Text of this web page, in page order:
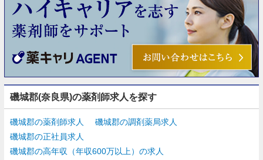
磯城郡(奈良県)の薬剤師求人を探す
磯城郡の薬剤師求人
磯城郡の調剤薬局求人
磯城郡の正社員求人
磯城郡の高年収（年収600万以上）の求人